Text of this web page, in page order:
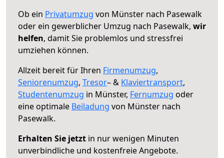
Ob ein Privatumzug von Münster nach Pasewalk
oder ein gewerblicher Umzug nach Pasewalk, wir
helfen, damit Sie problemlos und stressfrei
umziehen können.
Allzeit bereit für Ihren Firmenumzug,
Seniorenumzug, Tresor– & Klaviertransport,
Studentenumzug in Münster, Fernumzug oder
eine optimale Beiladung von Münster nach
Pasewalk.
Erhalten Sie jetzt in nur wenigen Minuten
unverbindliche und kostenfreie Angebote.